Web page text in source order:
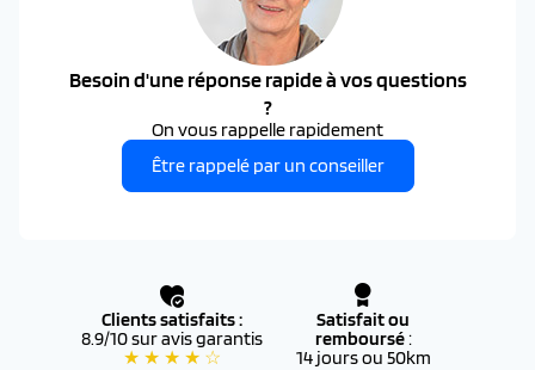
Besoin d'une réponse rapide à vos questions
?
On vous rappelle rapidement
Être rappelé par un conseiller
Clients satisfaits :
8.9/10 sur avis garantis
★ ★ ★ ★ ☆
Satisfait ou
remboursé:
14 jours ou 50km